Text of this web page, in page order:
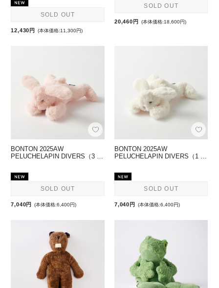
SOLD OUT
12,430円 (本体価格:11,300円)
SOLD OUT
20,460円 (本体価格:18,600円)
BONTON 2025AW
PELUCHELAPIN DIVERS（3 …
SOLD OUT
7,040円 (本体価格:6,400円)
BONTON 2025AW
PELUCHELAPIN DIVERS（1 …
SOLD OUT
7,040円 (本体価格:6,400円)